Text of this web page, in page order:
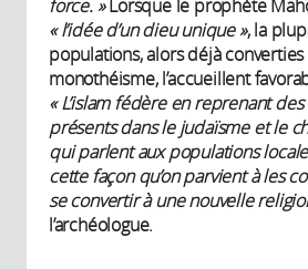
force. »Lorsque le prophète
« l’idée d’un dieu unique », la
populations, alors déjà converties
monothéisme, l’accueillent
« L’islam fédère en reprenant
présents dans le judaïsme et le
qui parlent aux populations
cette façon qu’on parvient à les
se convertir à une nouvelle
l’archéologue.